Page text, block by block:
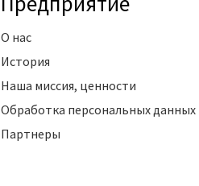
О нас
История
Наша миссия, ценности
Обработка персональных данных
Партнеры